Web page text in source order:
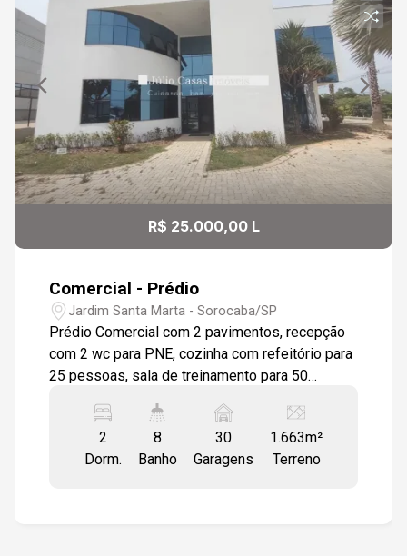
08
Aug/Sat
09
Aug/Sun
10
18:30
19:00
Continuar
R$ 25.000,00 L
Comercial - Prédio
Jardim Santa Marta - Sorocaba/SP
Prédio Comercial com 2 pavimentos, recepção
com 2 wc para PNE, cozinha com refeitório para
25 pessoas, sala de treinamento para 50
salas amplas, andar superior com salão amplo, 2
salas com wc privativo, 2 salas com sacada,
vestiário masculino e feminino, com total de 8
2
Dorm.
8
Banho
30
Garagens
1.663m²
Terreno